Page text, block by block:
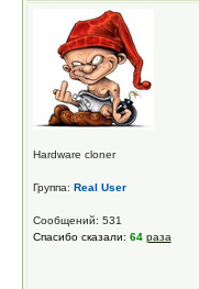
Hardware cloner
Группа: Real User
Сообщений: 531
Спасибо сказали: 64 раза